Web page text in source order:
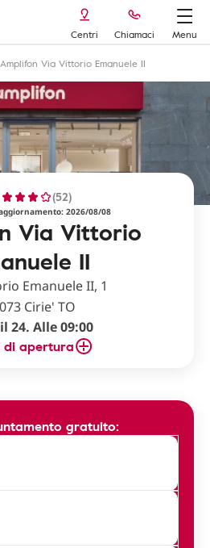
Centri Chiamaci
Menu
Amplifon Via Vittorio Emanuele II
Via Vittorio
II
(52)
2026/08/08
Emanuele II, 1
Cirie' TO
24. Alle 09:00
apertura
gratuito: